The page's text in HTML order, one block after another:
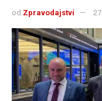
od Zpravodajství